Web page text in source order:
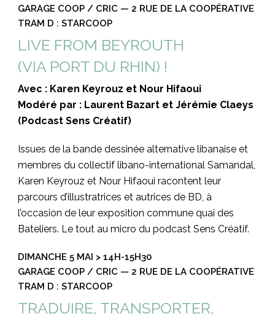
GARAGE COOP / CRIC — 2 RUE DE LA COOPÉRATIVE
TRAM D : STARCOOP
LIVE FROM BEYROUTH
(VIA PORT DU RHIN) !
Avec : Karen Keyrouz et Nour Hifaoui
Modéré par : Laurent Bazart et Jérémie Claeys
(Podcast Sens Créatif)
Issues de la bande dessinée alternative libanaise et
membres du collectif libano-international Samandal,
Karen Keyrouz et Nour Hifaoui racontent leur
parcours d’illustratrices et autrices de BD, à
l’occasion de leur exposition commune quai des
Bateliers. Le tout au micro du podcast Sens Créatif.
DIMANCHE 5 MAI > 14H-15H30
GARAGE COOP / CRIC — 2 RUE DE LA COOPÉRATIVE
TRAM D : STARCOOP
TRADUIRE, TRANSPORTER,